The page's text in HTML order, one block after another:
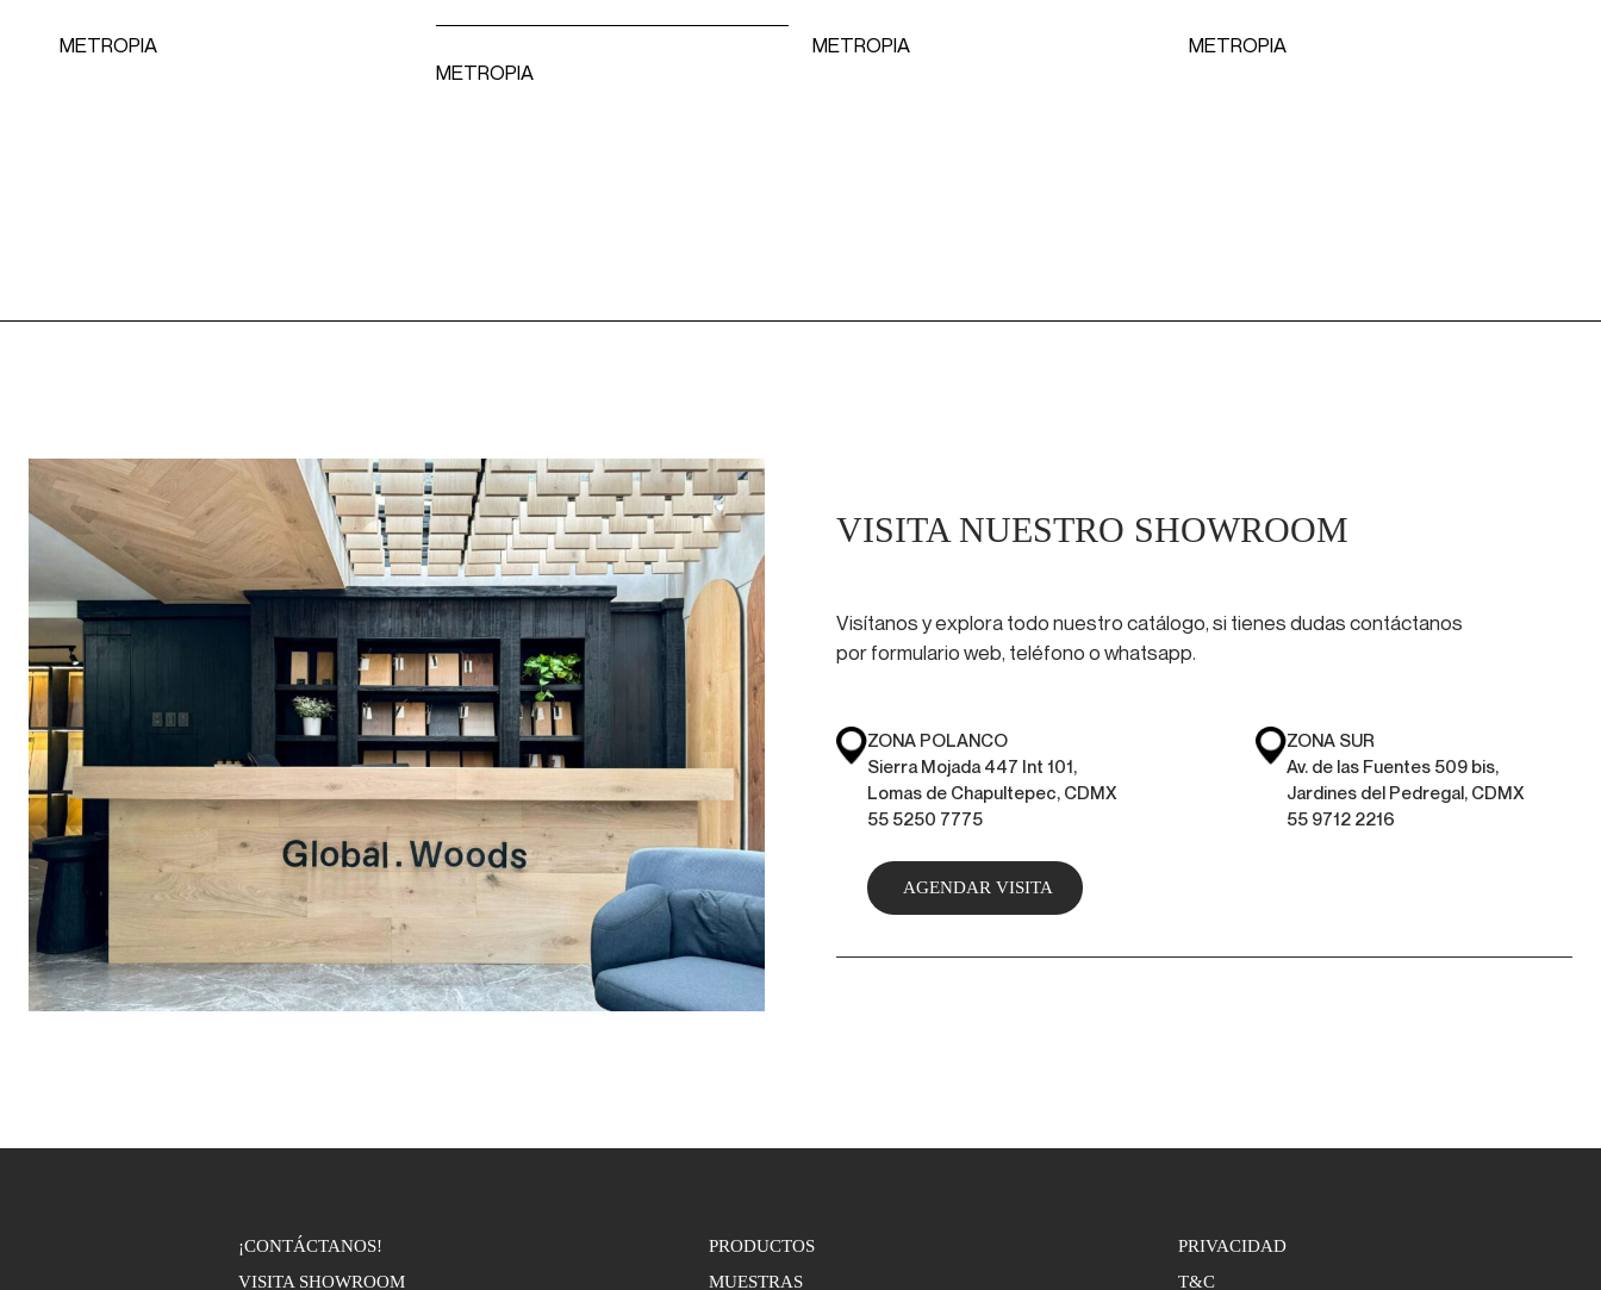
METROPIA
METROPIA
METROPIA METROPIA
VISITA NUESTRO SHOWROOM
Visítanos y explora todo nuestro catálogo, si tienes dudas contáctanos
por formulario web, teléfono o whatsapp.
ZONA POLANCO
Sierra Mojada 447 Int 101,
Lomas de Chapultepec, CDMX
55 5250 7775
AGENDAR VISITA
ZONA SUR
Av. de las Fuentes 509 bis,
Jardines del Pedregal, CDMX
55 9712 2216
¡CONTÁCTANOS! PRODUCTOS
PRIVACIDAD
VISITA SHOWROOM
MUESTRAS T&C